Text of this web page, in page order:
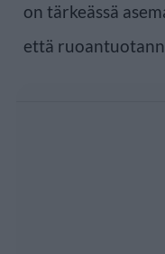
on tärkeässä
että